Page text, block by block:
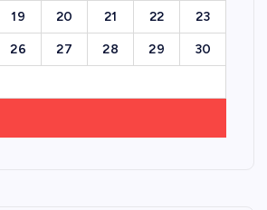
19 20 21 22 23
26 27 28 29 30